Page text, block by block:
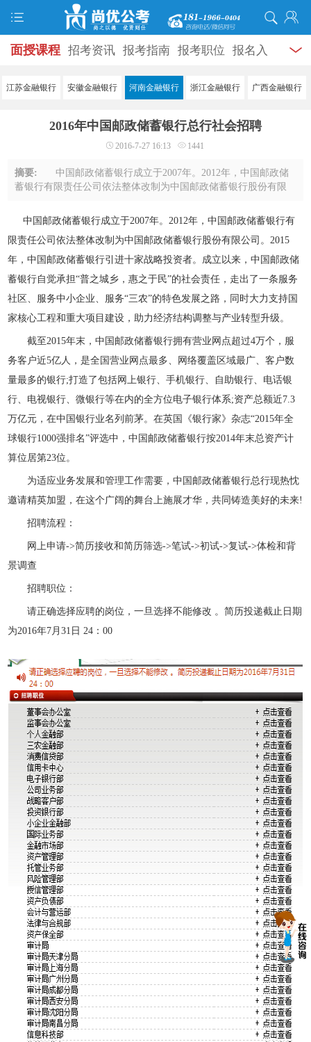
面授课程 招考资讯 报考指南 报考职位 报名入
口 打准考证 成绩查询 面试公告 录用公示 辅导
学员风采 名师团队
服务信息
江苏金融银行 安徽金融银行 河南金融银行 浙江金融银行 广西金融银行
2016年中国邮政储蓄银行总行社会招聘
2016-7-27 16:13 1441
摘要:
中国邮政储蓄银行成立于2007年。2012年，中国邮政储
蓄银行有限责任公司依法整体改制为中国邮政储蓄银行股份有限
来，中国邮政储蓄银行自觉承担“普之城 ...
中国邮政储蓄银行成立于2007年。2012年，中国邮政储蓄银行有
限责任公司依法整体改制为中国邮政储蓄银行股份有限公司。2015
年，中国邮政储蓄银行引进十家战略投资者。成立以来，中国邮政储
蓄银行自觉承担“普之城乡，惠之于民”的社会责任，走出了一条服务
社区、服务中小企业、服务“三农”的特色发展之路，同时大力支持国
家核心工程和重大项目建设，助力经济结构调整与产业转型升级。
截至2015年末，中国邮政储蓄银行拥有营业网点超过4万个，服
务客户近5亿人，是全国营业网点最多、网络覆盖区域最广、客户数
量最多的银行;打造了包括网上银行、手机银行、自助银行、电话银
行、电视银行、微银行等在内的全方位电子银行体系;资产总额近7.3
万亿元，在中国银行业名列前茅。在英国《银行家》杂志“2015年全
球银行1000强排名”评选中，中国邮政储蓄银行按2014年末总资产计
算位居第23位。
为适应业务发展和管理工作需要，中国邮政储蓄银行总行现热忱
邀请精英加盟，在这个广阔的舞台上施展才华，共同铸造美好的未来!
招聘流程：
网上申请->简历接收和简历筛选->笔试->初试->复试->体检和背
景调查
招聘职位：
请正确选择应聘的岗位，一旦选择不能修改 。简历投递截止日期
为2016年7月31日 24：00